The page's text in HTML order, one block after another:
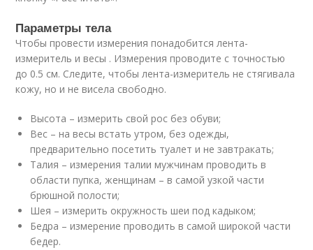
Параметры тела
Чтобы провести измерения понадобится лента-
измеритель и весы . Измерения проводите с точностью
до 0.5 см. Следите, чтобы лента-измеритель не стягивала
кожу, но и не висела свободно.
Высота – измерить свой рос без обуви;
Вес – на весы встать утром, без одежды,
предварительно посетить туалет и не завтракать;
Талия – измерения талии мужчинам проводить в
области пупка, женщинам – в самой узкой части
брюшной полости;
Шея – измерить окружность шеи под кадыком;
Бедра – измерение проводить в самой широкой части
бедер.